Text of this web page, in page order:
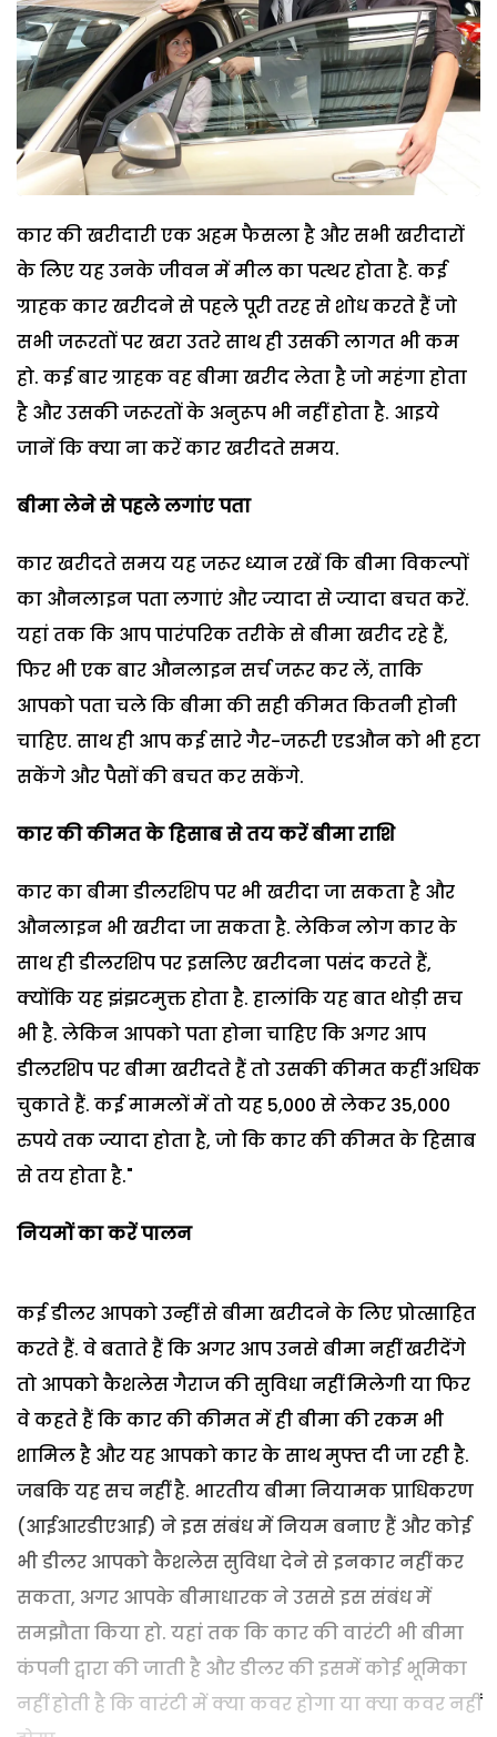
कार की खरीदारी एक अहम फैसला है और सभी खरीदारों
के लिए यह उनके जीवन में मील का पत्थर होता है. कई
ग्राहक कार खरीदने से पहले पूरी तरह से शोध करते हैं जो
सभी जरूरतों पर खरा उतरे साथ ही उसकी लागत भी कम
हो. कई बार ग्राहक वह बीमा खरीद लेता है जो महंगा होता
है और उसकी जरूरतों के अनुरूप भी नहीं होता है. आइये
जानें कि क्या ना करें कार खरीदते समय.
बीमा लेने से पहले लगांए पता
कार खरीदते समय यह जरूर ध्यान रखें कि बीमा विकल्पों
का औनलाइन पता लगाएं और ज्यादा से ज्यादा बचत करें.
यहां तक कि आप पारंपरिक तरीके से बीमा खरीद रहे हैं,
फिर भी एक बार औनलाइन सर्च जरूर कर लें, ताकि
आपको पता चले कि बीमा की सही कीमत कितनी होनी
चाहिए. साथ ही आप कई सारे गैर-जरूरी एडऔन को भी हटा
सकेंगे और पैसों की बचत कर सकेंगे.
कार की कीमत के हिसाब से तय करें बीमा राशि
कार का बीमा डीलरशिप पर भी खरीदा जा सकता है और
औनलाइन भी खरीदा जा सकता है. लेकिन लोग कार के
साथ ही डीलरशिप पर इसलिए खरीदना पसंद करते हैं,
क्योंकि यह झंझटमुक्त होता है. हालांकि यह बात थोड़ी सच
भी है. लेकिन आपको पता होना चाहिए कि अगर आप
डीलरशिप पर बीमा खरीदते हैं तो उसकी कीमत कहीं अधिक
चुकाते हैं. कई मामलों में तो यह 5,000 से लेकर 35,000
रुपये तक ज्यादा होता है, जो कि कार की कीमत के हिसाब
से तय होता है."
नियमों का करें पालन
कई डीलर आपको उन्हीं से बीमा खरीदने के लिए प्रोत्साहित
करते हैं. वे बताते हैं कि अगर आप उनसे बीमा नहीं खरीदेंगे
तो आपको कैशलेस गैराज की सुविधा नहीं मिलेगी या फिर
वे कहते हैं कि कार की कीमत में ही बीमा की रकम भी
शामिल है और यह आपको कार के साथ मुफ्त दी जा रही है.
जबकि यह सच नहीं है. भारतीय बीमा नियामक प्राधिकरण
(आईआरडीएआई) ने इस संबंध में नियम बनाए हैं और कोई
भी डीलर आपको कैशलेस सुविधा देने से इनकार नहीं कर
सकता, अगर आपके बीमाधारक ने उससे इस संबंध में
समझौता किया हो. यहां तक कि कार की वारंटी भी बीमा
कंपनी द्वारा की जाती है और डीलर की इसमें कोई भूमिका
नहीं होती है कि वारंटी में क्या कवर होगा या क्या कवर नहीं